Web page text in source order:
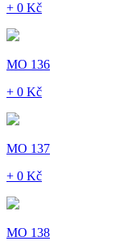
+ 0 Kč
MO 136
+ 0 Kč
MO 137
+ 0 Kč
MO 138